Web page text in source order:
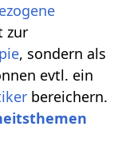
zur
, sondern als
evtl. ein
bereichern.